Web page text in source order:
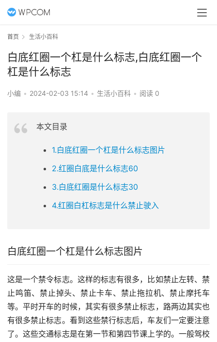
首页 生活小百科
白底红圈一个杠是什么标志,白底红圈一个
杠是什么标志
小编 • 2024-02-03 15:14 • 生活小百科 • 阅读 0
本文目录
1.白底红圈一个杠是什么标志图片
2.红圈白底是什么标志60
3.白底红圈是什么标志30
4.红圈白杠标志是什么禁止驶入
白底红圈一个杠是什么标志图片
这是一个禁令标志。这样的标志有很多，比如禁止左转、禁
止鸣笛、禁止掉头、禁止卡车、禁止拖拉机、禁止摩托车
等。平时开车的时候，其实有很多禁止标志，路两边其实也
有很多禁止标志。看到这些禁行标志后，车友们一定要注意
了。这些交通标志是在第一节和第四节课上学的。一般驾校